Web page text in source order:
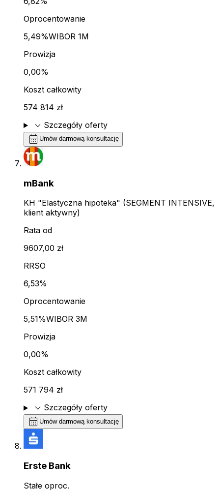
Oprocentowanie
5,49%WIBOR 1M
Prowizja
0,00%
Koszt całkowity
574 814 zł
expand_more Szczegóły oferty
calendar_month Umów darmową konsultację
mBank
KH "Elastyczna hipoteka" (SEGMENT INTENSIVE,
klient aktywny)
Rata od
9607,00 zł
RRSO
6,53%
Oprocentowanie
5,51%WIBOR 3M
Prowizja
0,00%
Koszt całkowity
571 794 zł
expand_more Szczegóły oferty
calendar_month Umów darmową konsultację
Erste Bank
Stałe oproc.